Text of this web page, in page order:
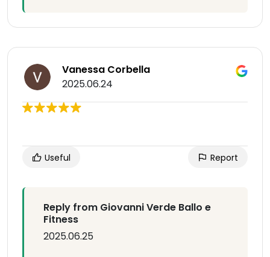
Vanessa Corbella
2025.06.24
Useful Report
Reply from Giovanni Verde Ballo e
Fitness
2025.06.25